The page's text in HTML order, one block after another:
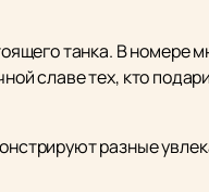
танка. В номере
славе тех, кто
разные